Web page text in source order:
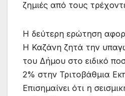
ζημιές από τους
Η δεύτερη ερώτηση
Η Καζάνη ζητά την
του Δήμου στο ειδικό
2% στην Τριτοβάθμια
Επισημαίνει ότι η